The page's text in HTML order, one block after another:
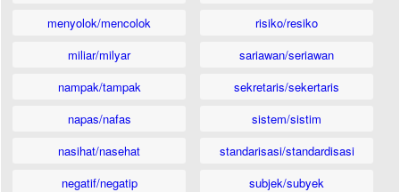
menyolok/mencolok
miliar/milyar
nampak/tampak
napas/nafas
nasihat/nasehat
negatif/negatip
risiko/resiko
sariawan/seriawan
sekretaris/sekertaris
sistem/sistim
standarisasi/standardisasi
subjek/subyek